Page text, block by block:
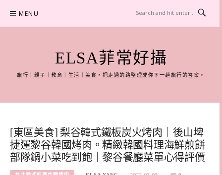
content
MENU
ELSA菲常好攝
旅行｜親子｜教育｜生活｜美食，把走過的路整理成你下一趟旅行的答案。
[東區美食] 梨谷韓式鐵板炭火烤肉｜後山埤
捷運黎谷韓國烤肉。精緻韓國料理海鮮煎餅
部隊鍋小菜吃到飽｜黎谷餐廳菜單心得評價